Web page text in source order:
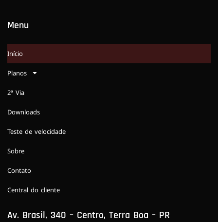
Menu
Início
Planos
2ª Via
Downloads
Teste de velocidade
Sobre
Contato
Central do cliente
Av. Brasil, 340 – Centro, Terra Boa – PR